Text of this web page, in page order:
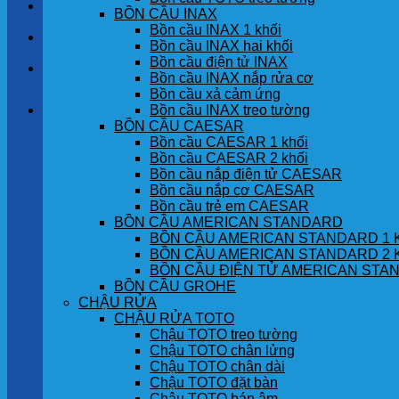
GÓC KHÁCH HÀNG
Chưa có sản phẩm trong giỏ hàng.
BỒN CẦU INAX
Bồn cầu INAX 1 khối
Bồn cầu INAX hai khối
Bồn cầu điện tử INAX
Bồn cầu INAX nắp rửa cơ
Bồn cầu xả cảm ứng
Bồn cầu INAX treo tường
BỒN CẦU CAESAR
Bồn cầu CAESAR 1 khối
Bồn cầu CAESAR 2 khối
Bồn cầu nắp điện tử CAESAR
Bồn cầu nắp cơ CAESAR
Bồn cầu trẻ em CAESAR
BỒN CẦU AMERICAN STANDARD
BỒN CẦU AMERICAN STANDARD 1
BỒN CẦU AMERICAN STANDARD 2
BỒN CẦU ĐIỆN TỬ AMERICAN
BỒN CẦU GROHE
CHẬU RỬA
CHẬU RỬA TOTO
Chậu TOTO treo tường
Chậu TOTO chân lửng
Chậu TOTO chân dài
Chậu TOTO đặt bàn